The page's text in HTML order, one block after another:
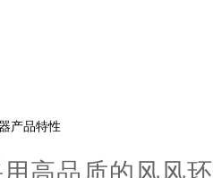
产品特性
用高品质的风风